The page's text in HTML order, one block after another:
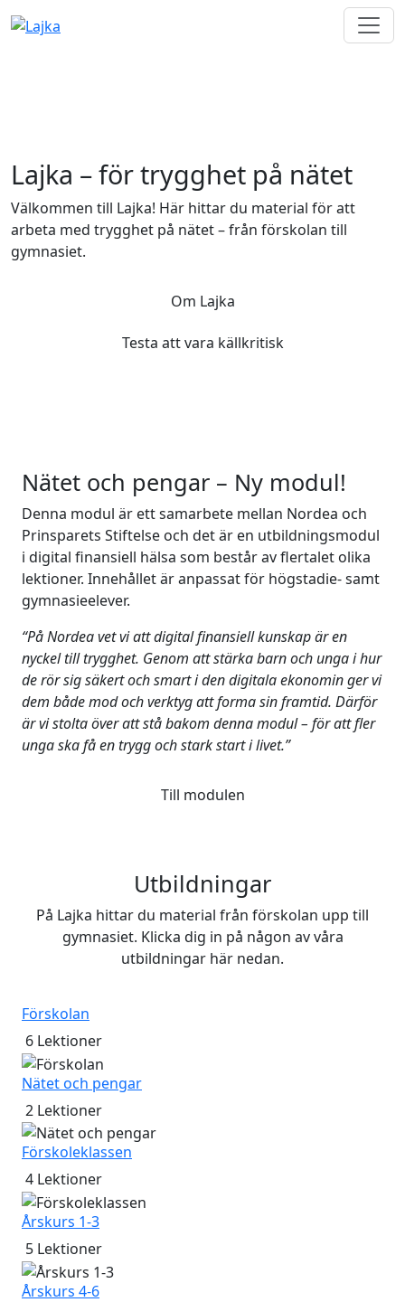
Lajka – för trygghet på nätet
Välkommen till Lajka! Här hittar du material för att
arbeta med trygghet på nätet – från förskolan till
gymnasiet.
Om Lajka
Testa att vara källkritisk
Nätet och pengar – Ny modul!
Denna modul är ett samarbete mellan Nordea och
Prinsparets Stiftelse och det är en utbildningsmodul
i digital finansiell hälsa som består av flertalet olika
lektioner. Innehållet är anpassat för högstadie- samt
gymnasieelever.
“På Nordea vet vi att digital finansiell kunskap är en
nyckel till trygghet. Genom att stärka barn och unga i hur
de rör sig säkert och smart i den digitala ekonomin ger vi
dem både mod och verktyg att forma sin framtid. Därför
är vi stolta över att stå bakom denna modul – för att fler
unga ska få en trygg och stark start i livet.”
Till modulen
Utbildningar
På Lajka hittar du material från förskolan upp till
gymnasiet. Klicka dig in på någon av våra
utbildningar här nedan.
Förskolan
6 Lektioner
Nätet och pengar
2 Lektioner
Förskoleklassen
4 Lektioner
Årskurs 1-3
5 Lektioner
Årskurs 4-6